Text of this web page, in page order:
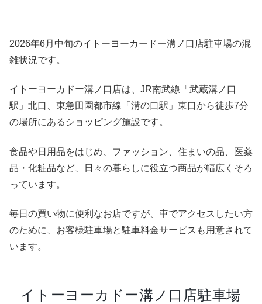
2026年6月中旬のイトーヨーカードー溝ノ口店駐車場の混
雑状況です。
イトーヨーカドー溝ノ口店は、JR南武線「武蔵溝ノ口
駅」北口、東急田園都市線「溝の口駅」東口から徒歩7分
の場所にあるショッピング施設です。
食品や日用品をはじめ、ファッション、住まいの品、医薬
品・化粧品など、日々の暮らしに役立つ商品が幅広くそろ
っています。
毎日の買い物に便利なお店ですが、車でアクセスしたい方
のために、お客様駐車場と駐車料金サービスも用意されて
います。
イトーヨーカドー溝ノ口店駐車場